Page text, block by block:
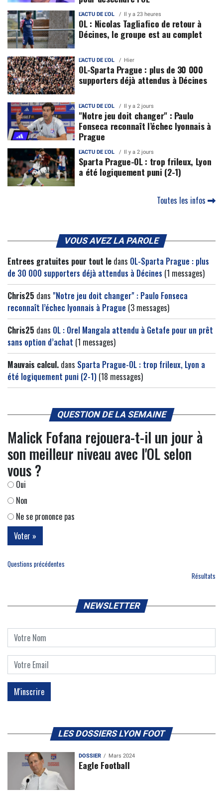
L'ACTU DE L'OL Il y a 23 heures
OL : Nicolas Tagliafico de retour à
Décines, le groupe est au complet
L'ACTU DE L'OL Hier
OL-Sparta Prague : plus de 30 000
supporters déjà attendus à Décines
L'ACTU DE L'OL Il y a 2 jours
"Notre jeu doit changer" : Paulo
Fonseca reconnaît l’échec lyonnais à
Prague
L'ACTU DE L'OL Il y a 2 jours
Sparta Prague-OL : trop frileux, Lyon
a été logiquement puni (2-1)
Toutes les infos
VOUS AVEZ LA PAROLE
Entrees gratuites pour tout le dans OL-Sparta Prague : plus
de 30 000 supporters déjà attendus à Décines (1 messages)
Chris25 dans "Notre jeu doit changer" : Paulo Fonseca
reconnaît l’échec lyonnais à Prague (3 messages)
Chris25 dans OL : Orel Mangala attendu à Getafe pour un prêt
sans option d’achat (1 messages)
Mauvais calcul. dans Sparta Prague-OL : trop frileux, Lyon a
été logiquement puni (2-1) (18 messages)
QUESTION DE LA SEMAINE
Malick Fofana rejouera-t-il un jour à
son meilleur niveau avec l'OL selon
vous ?
Oui
Non
Ne se prononce pas
Questions précédentes
Résultats
NEWSLETTER
LES DOSSIERS LYON FOOT
DOSSIER Mars 2024
Eagle Football